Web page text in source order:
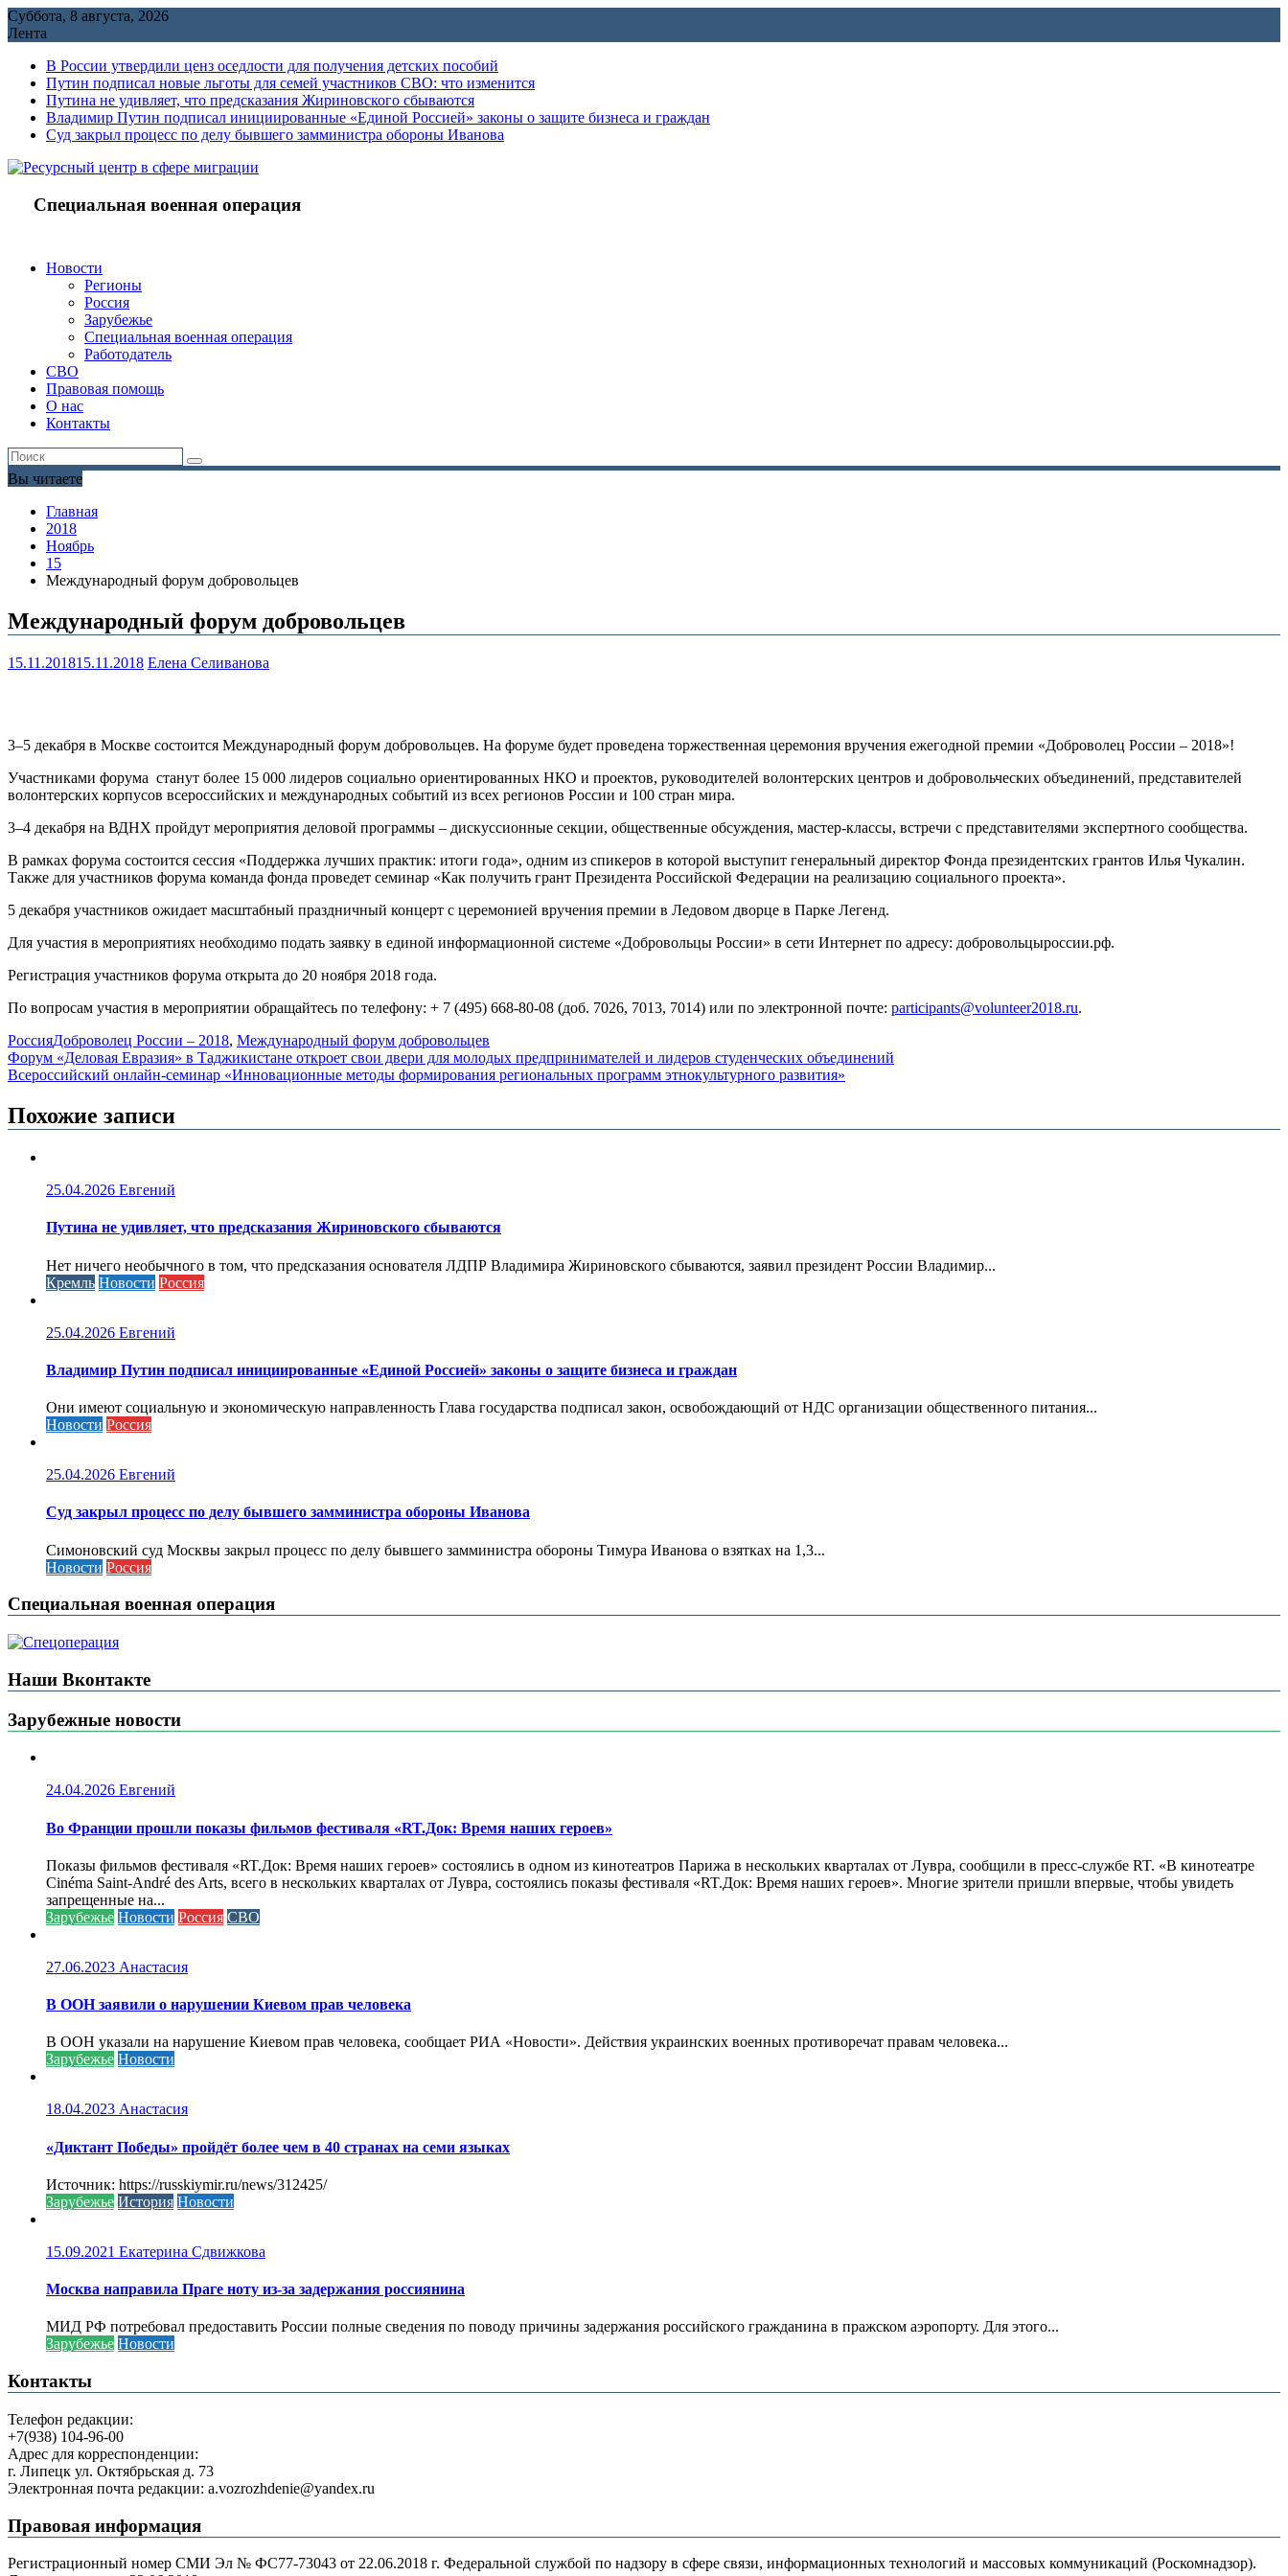
Перейти
к
Суббота, 8 августа, 2026
Лента
В России утвердили ценз оседлости для получения детских пособий
Путин подписал новые льготы для семей участников СВО: что изменится
Путина не удивляет, что предсказания Жириновского сбываются
Владимир Путин подписал инициированные «Единой Россией» законы о защите бизнеса и граждан
Cуд закрыл процесс по делу бывшего замминистра обороны Иванова
Специальная военная операция
Новости
Регионы
Россия
Зарубежье
Специальная военная операция
Работодатель
СВО
Правовая помощь
О нас
Контакты
Вы читаете
Главная
2018
Ноябрь
15
Международный форум добровольцев
Международный форум добровольцев
15.11.201815.11.2018 Елена Селиванова
3–5 декабря в Москве состоится Международный форум добровольцев. На форуме будет проведена торжественная церемония вручения ежегодной премии «Доброволец России – 2018»!
Участниками форума станут более 15 000 лидеров социально ориентированных НКО и проектов, руководителей волонтерских центров и добровольческих объединений, представителей
волонтерских корпусов всероссийских и международных событий из всех регионов России и 100 стран мира.
3–4 декабря на ВДНХ пройдут мероприятия деловой программы – дискуссионные секции, общественные обсуждения, мастер-классы, встречи с представителями экспертного сообщества.
В рамках форума состоится сессия «Поддержка лучших практик: итоги года», одним из спикеров в которой выступит генеральный директор Фонда президентских грантов Илья Чукалин.
Также для участников форума команда фонда проведет семинар «Как получить грант Президента Российской Федерации на реализацию социального проекта».
5 декабря участников ожидает масштабный праздничный концерт с церемонией вручения премии в Ледовом дворце в Парке Легенд.
Для участия в мероприятиях необходимо подать заявку в единой информационной системе «Добровольцы России» в сети Интернет по адресу: добровольцыроссии.рф.
Регистрация участников форума открыта до 20 ноября 2018 года.
По вопросам участия в мероприятии обращайтесь по телефону: + 7 (495) 668-80-08 (доб. 7026, 7013, 7014) или по электронной почте: participants@volunteer2018.ru.
РоссияДоброволец России – 2018, Международный форум добровольцев
Навигация
по
записям
Форум «Деловая Евразия» в Таджикистане откроет свои двери для молодых предпринимателей и лидеров студенческих объединений
Всероссийский онлайн-семинар «Инновационные методы формирования региональных программ этнокультурного развития»
Похожие записи
25.04.2026 Евгений
Путина не удивляет, что предсказания Жириновского сбываются
Нет ничего необычного в том, что предсказания основателя ЛДПР Владимира Жириновского сбываются, заявил президент России Владимир...
Кремль Новости Россия
25.04.2026 Евгений
Владимир Путин подписал инициированные «Единой Россией» законы о защите бизнеса и граждан
Они имеют социальную и экономическую направленность Глава государства подписал закон, освобождающий от НДС организации общественного питания...
Новости Россия
25.04.2026 Евгений
Cуд закрыл процесс по делу бывшего замминистра обороны Иванова
Симоновский суд Москвы закрыл процесс по делу бывшего замминистра обороны Тимура Иванова о взятках на 1,3...
Новости Россия
Специальная военная операция
Наши Вконтакте
Зарубежные новости
24.04.2026 Евгений
Во Франции прошли показы фильмов фестиваля «RT.Док: Время наших героев»
Показы фильмов фестиваля «RT.Док: Время наших героев» состоялись в одном из кинотеатров Парижа в нескольких кварталах от Лувра, сообщили в пресс-службе RT. «В кинотеатре
Cinéma Saint-André des Arts, всего в нескольких кварталах от Лувра, состоялись показы фестиваля «RT.Док: Время наших героев». Многие зрители пришли впервые, чтобы увидеть
запрещенные на...
Зарубежье Новости Россия СВО
27.06.2023 Анастасия
В ООН заявили о нарушении Киевом прав человека
В ООН указали на нарушение Киевом прав человека, сообщает РИА «Новости». Действия украинских военных противоречат правам человека...
Зарубежье Новости
18.04.2023 Анастасия
«Диктант Победы» пройдёт более чем в 40 странах на семи языках
Источник: https://russkiymir.ru/news/312425/
Зарубежье История Новости
15.09.2021 Екатерина Сдвижкова
Москва направила Праге ноту из-за задержания россиянина
МИД РФ потребовал предоставить России полные сведения по поводу причины задержания российского гражданина в пражском аэропорту. Для этого...
Зарубежье Новости
Контакты
Телефон редакции:
+7(938) 104-96-00
Адрес для корреспонденции:
г. Липецк ул. Октябрьская д. 73
Электронная почта редакции: a.vozrozhdenie@yandex.ru
Правовая информация
Регистрационный номер СМИ Эл № ФС77-73043 от 22.06.2018 г. Федеральной службой по надзору в сфере связи, информационных технологий и массовых коммуникаций (Роскомнадзор).